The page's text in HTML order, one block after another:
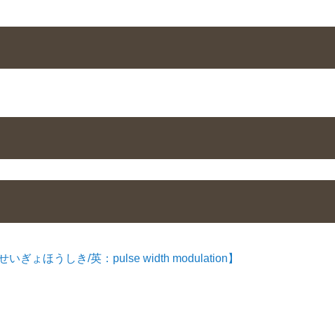
ぎょほうしき/英：pulse width modulation】